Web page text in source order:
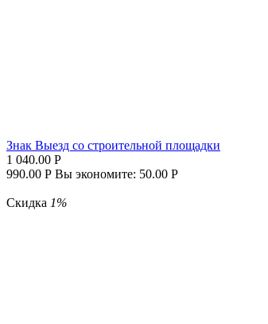
Знак Выезд со строительной площадки
1 040.00 Р
990.00 Р Вы экономите: 50.00 Р
Скидка 1%